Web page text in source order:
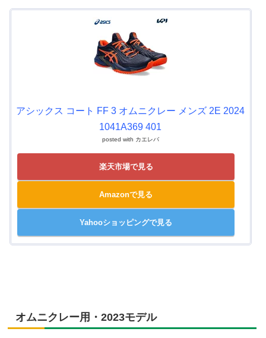
アシックス コート FF 3 オムニクレー メンズ 2E 2024
1041A369 401
posted with カエレバ
楽天市場で見る
Amazonで見る
Yahooショッピングで見る
オムニクレー用・2023モデル